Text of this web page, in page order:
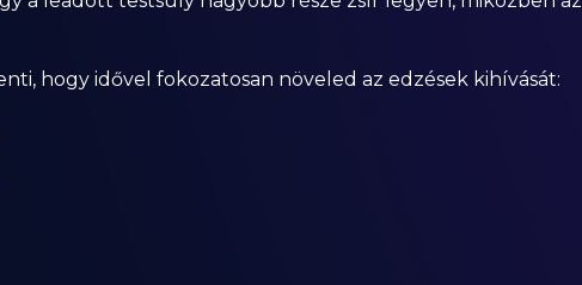
hogy idővel fokozatosan növeled az edzések kihívását: